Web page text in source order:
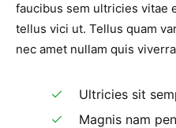
faucibus sem ultricies vitae
tellus vici ut. Tellus quam
nec amet nullam quis
Ultricies sit
Magnis nam